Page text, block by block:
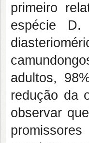
primeiro
espécie D.
adultos,
redução da
observar